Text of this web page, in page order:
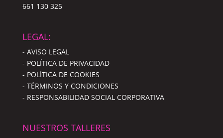
661 130 325
LEGAL:
- AVISO LEGAL
- POLÍTICA DE PRIVACIDAD
- POLÍTICA DE COOKIES
- TÉRMINOS Y CONDICIONES
- RESPONSABILIDAD SOCIAL CORPORATIVA
NUESTROS TALLERES